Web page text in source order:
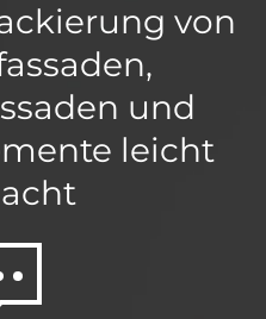
von
und
leicht